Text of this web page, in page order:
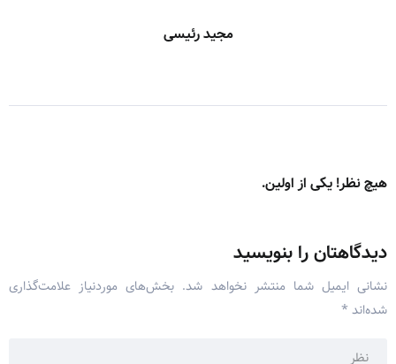
مجید رئیسی
هیچ نظر! یکی از اولین.
دیدگاهتان را بنویسید
نشانی ایمیل شما منتشر نخواهد شد. بخش‌های موردنیاز علامت‌گذاری
شده‌اند *